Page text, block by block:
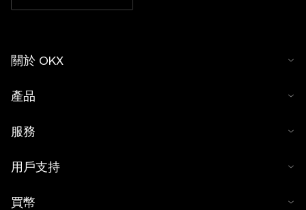
關於 OKX
產品
服務
用戶支持
買幣